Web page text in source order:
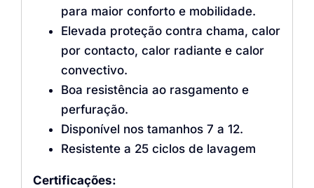
para maior conforto e mobilidade.
Elevada proteção contra chama, calor
por contacto, calor radiante e calor
convectivo.
Boa resistência ao rasgamento e
perfuração.
Disponível nos tamanhos 7 a 12.
Resistente a 25 ciclos de lavagem
Certificações: